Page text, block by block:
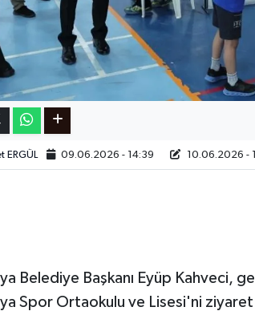
ERGÜL 09.06.2026 - 14:39 10.06.2026 -
Belediye Başkanı Eyüp Kahveci,
Spor Ortaokulu ve Lisesi'ni